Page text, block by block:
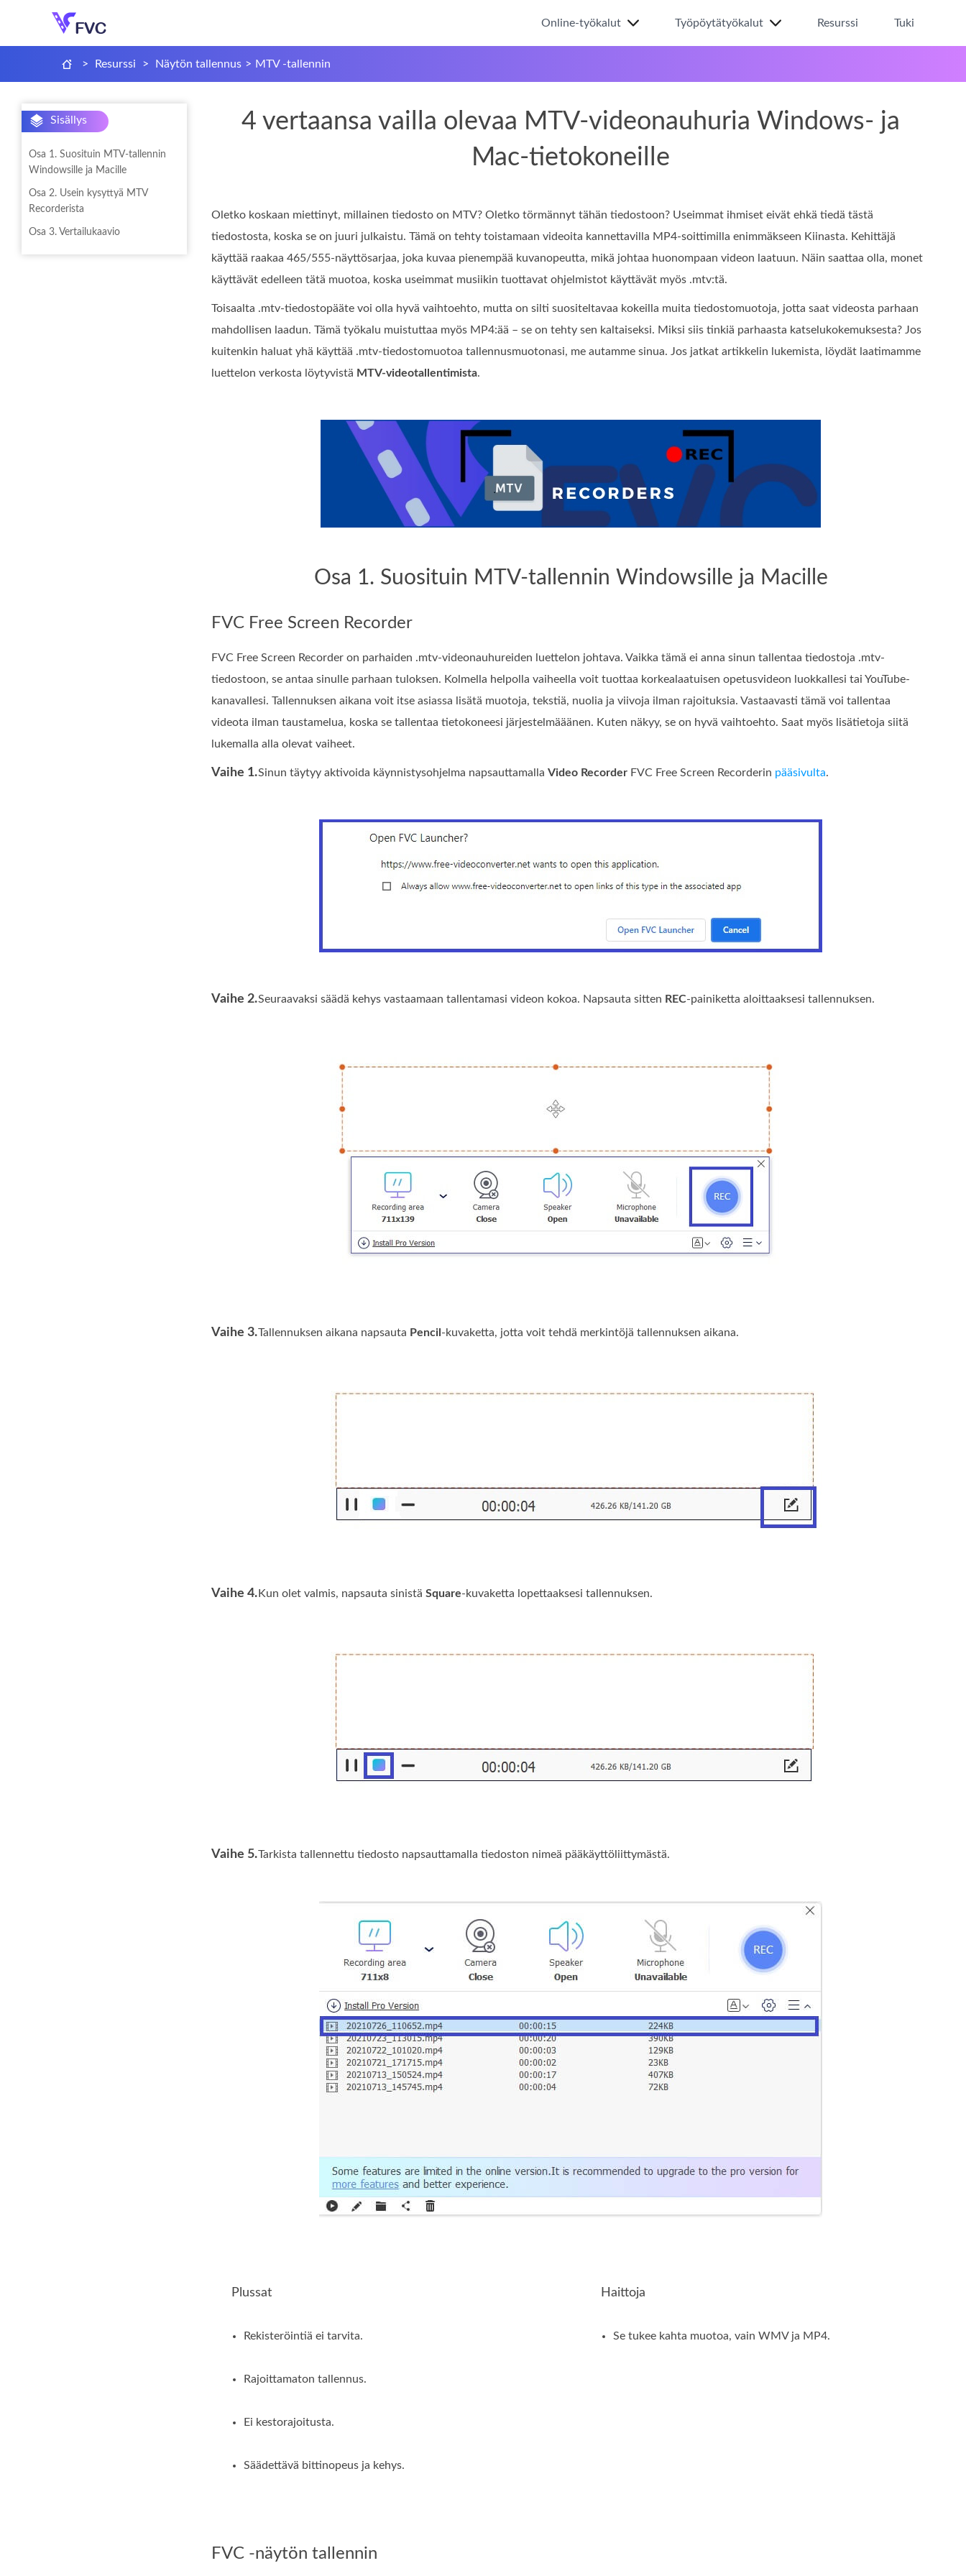
Online-työkalut Työpöytätyökalut Resurssi Tuki
> Resurssi > Näytön tallennus > MTV -tallennin
Sisällys
Osa 1. Suosituin MTV-tallennin
Windowsille ja Macille
Osa 2. Usein kysyttyä MTV
Recorderista
Osa 3. Vertailukaavio
4 vertaansa vailla olevaa MTV-videonauhuria Windows- ja
Mac-tietokoneille
Oletko koskaan miettinyt, millainen tiedosto on MTV? Oletko törmännyt tähän tiedostoon? Useimmat ihmiset eivät ehkä tiedä tästä
tiedostosta, koska se on juuri julkaistu. Tämä on tehty toistamaan videoita kannettavilla MP4-soittimilla enimmäkseen Kiinasta. Kehittäjä
käyttää raakaa 465/555-näyttösarjaa, joka kuvaa pienempää kuvanopeutta, mikä johtaa huonompaan videon laatuun. Näin saattaa olla, monet
käyttävät edelleen tätä muotoa, koska useimmat musiikin tuottavat ohjelmistot käyttävät myös .mtv:tä.
Toisaalta .mtv‑tiedostopääte voi olla hyvä vaihtoehto, mutta on silti suositeltavaa kokeilla muita tiedostomuotoja, jotta saat videosta parhaan
mahdollisen laadun. Tämä työkalu muistuttaa myös MP4:ää – se on tehty sen kaltaiseksi. Miksi siis tinkiä parhaasta katselukokemuksesta? Jos
kuitenkin haluat yhä käyttää .mtv‑tiedostomuotoa tallennusmuotonasi, me autamme sinua. Jos jatkat artikkelin lukemista, löydät laatimamme
luettelon verkosta löytyvistä MTV‑videotallentimista.
Osa 1. Suosituin MTV-tallennin Windowsille ja Macille
FVC Free Screen Recorder
FVC Free Screen Recorder on parhaiden .mtv-videonauhureiden luettelon johtava. Vaikka tämä ei anna sinun tallentaa tiedostoja .mtv-
tiedostoon, se antaa sinulle parhaan tuloksen. Kolmella helpolla vaiheella voit tuottaa korkealaatuisen opetusvideon luokkallesi tai YouTube-
kanavallesi. Tallennuksen aikana voit itse asiassa lisätä muotoja, tekstiä, nuolia ja viivoja ilman rajoituksia. Vastaavasti tämä voi tallentaa
videota ilman taustamelua, koska se tallentaa tietokoneesi järjestelmääänen. Kuten näkyy, se on hyvä vaihtoehto. Saat myös lisätietoja siitä
lukemalla alla olevat vaiheet.
Vaihe 1.Sinun täytyy aktivoida käynnistysohjelma napsauttamalla Video Recorder FVC Free Screen Recorderin pääsivulta.
Vaihe 2.Seuraavaksi säädä kehys vastaamaan tallentamasi videon kokoa. Napsauta sitten REC-painiketta aloittaaksesi tallennuksen.
Vaihe 3.Tallennuksen aikana napsauta Pencil -kuvaketta, jotta voit tehdä merkintöjä tallennuksen aikana.
Vaihe 4. Kun olet valmis, napsauta sinistä Square-kuvaketta lopettaaksesi tallennuksen.
Vaihe 5.Tarkista tallennettu tiedosto napsauttamalla tiedoston nimeä pääkäyttöliittymästä.
Plussat
Rekisteröintiä ei tarvita.
Rajoittamaton tallennus.
Ei kestorajoitusta.
Säädettävä bittinopeus ja kehys.
Haittoja
Se tukee kahta muotoa, vain WMV ja MP4.
FVC -näytön tallennin